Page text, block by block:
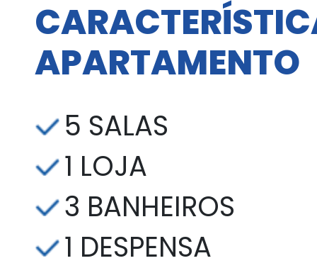
APARTAMENTO
5 SALAS
1 LOJA
3 BANHEIROS
1 DESPENSA